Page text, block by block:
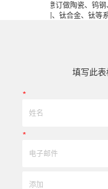
图来样任意订做陶瓷、钨钢、
韧性不锈钢、钛合金、钛等系列
、耐冲击、高精密度、组合成
口品质和高可至士 0.0005mm(
公差，实现高效率、低成本的应
填写此表
*
*